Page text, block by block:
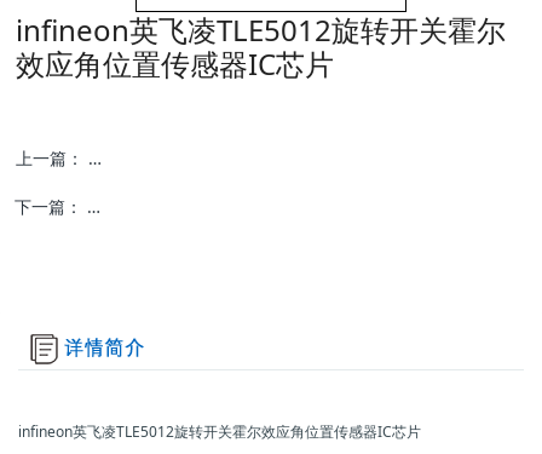
infineon英飞凌TLE5012旋转开关霍尔
效应角位置传感器IC芯片
上一篇：
melexis迈来芯MLX90360节气门霍尔效应位置传感器ic芯片
下一篇：
megntek麦歌恩微电子MT6135非接触式位置检测磁阻开关
infineon英飞凌TLE5012旋转开关霍尔效应角位置传感器IC芯片